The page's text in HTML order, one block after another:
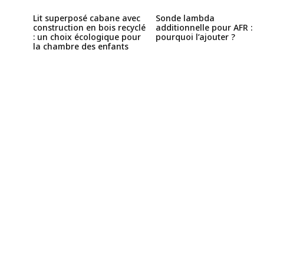
Lit superposé cabane avec
construction en bois recyclé
: un choix écologique pour
la chambre des enfants
Sonde lambda
additionnelle pour AFR :
pourquoi l’ajouter ?